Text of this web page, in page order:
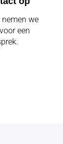
we
een